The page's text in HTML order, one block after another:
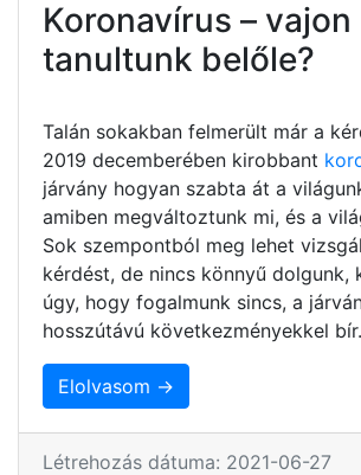
Koronavírus –
tanultunk belőle?
Talán sokakban felmerült már a
2019 decemberében kirobbant
járvány hogyan szabta át a
amiben megváltoztunk mi, és a
Sok szempontból meg lehet
kérdést, de nincs könnyű dolgunk,
úgy, hogy fogalmunk sincs, a
hosszútávú következményekkel bír.
Elolvasom →
Létrehozás dátuma: 2021-06-27